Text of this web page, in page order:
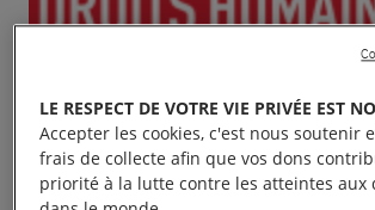
LE RESPECT DE VOTRE VIE PRIVÉE EST
Accepter les cookies, c'est nous soutenir
frais de collecte afin que vos dons
priorité à la lutte contre les atteintes aux